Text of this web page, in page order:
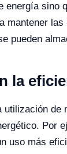
sino
mantener
pueden
la
Por
uso más